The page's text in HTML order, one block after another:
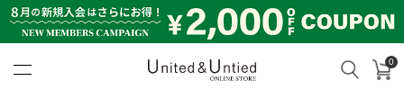
検索 カ
0